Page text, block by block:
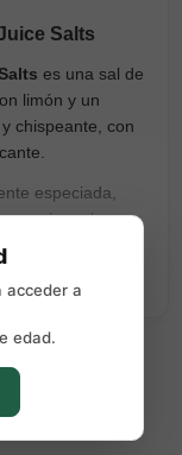
Salts
es una sal de
limón y un
chispeante, con
especiada,
que hace la
con un final
de
acceder a
edad.